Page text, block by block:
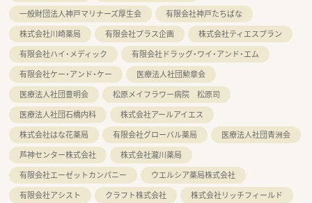
一般財団法人神戸マリナーズ厚生会
有限会社神戸たちばな
株式会社川崎薬局
有限会社プラス企画
株式会社ティエスプラン
有限会社ハイ・メディック
有限会社ドラッグ・ワイ・アンド・エム
有限会社ケー・アンド・ケー
医療法人社団勲章会
医療法人社団豊明会
松原メイフラワー病院 松原司
医療法人社団石橋内科
株式会社アールアイエス
株式会社はな花薬局
有限会社グローバル薬局
医療法人社団青洲会
芦神センター株式会社
株式会社瀧川薬局
有限会社エーゼットカンパニー
ウエルシア薬局株式会社
有限会社アシスト
クラフト株式会社
株式会社リッチフィールド